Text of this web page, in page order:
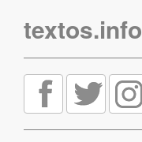
textos.info